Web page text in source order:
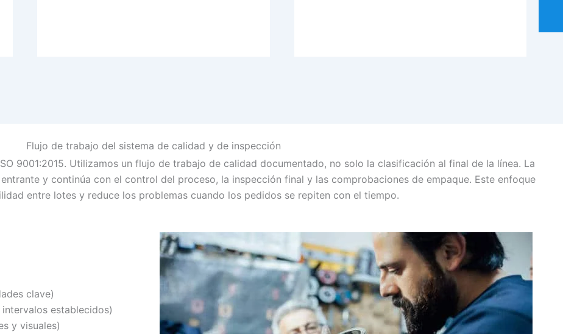
Creamos piezas de alta calidad para pedidos
pequeños mediante soluciones personalizadas
y métodos de fabricación eficientes.
gran cantidad de piezas con buena calidad y
entregas puntuales.
Flujo de trabajo del sistema de calidad y de inspección
9001:2015. Utilizamos un flujo de trabajo de calidad documentado, no solo la clasificación al final de la línea. La
y continúa con el control del proceso, la inspección final y las comprobaciones de empaque. Este enfoque
entre lotes y reduce los problemas cuando los pedidos se repiten con el tiempo.
clave)
establecidos)
y visuales)